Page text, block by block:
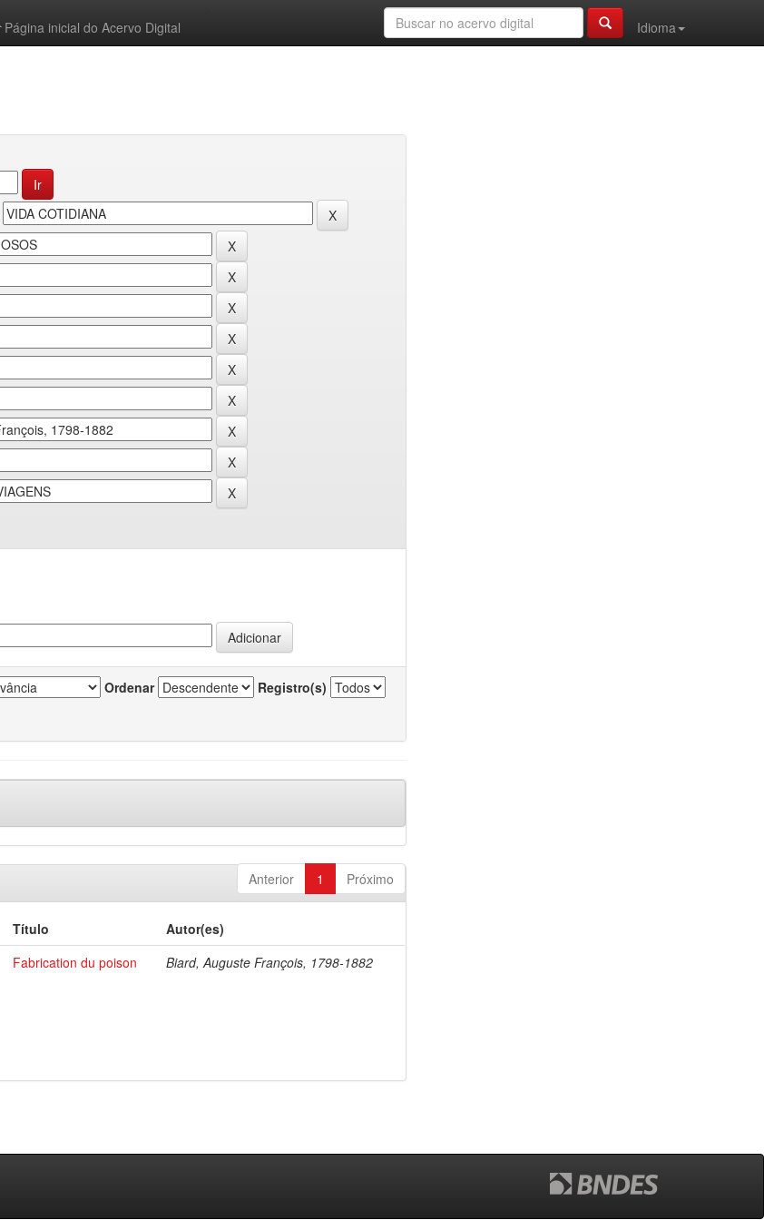
Página inicial do Acervo Digital
Idioma
Ordenar Registro(s)
Anterior 1 Próximo
Título
Autor(es)
Fabrication du poison Biard, Auguste François, 1798-1882